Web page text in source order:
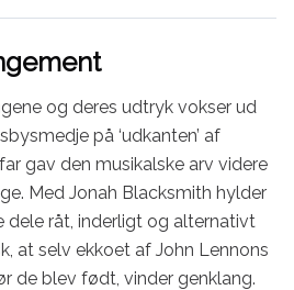
og deres udtryk vokser ud
på ‘udkanten’ af
gav den musikalske arv videre
Med Jonah Blacksmith hylder
dele råt, inderligt og alternativt
at selv ekkoet af John Lennons
de blev født, vinder genklang.